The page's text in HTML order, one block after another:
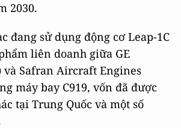
2030.
đang sử dụng động cơ Leap-1C
liên doanh giữa GE
và Safran Aircraft Engines
máy bay C919, vốn đã được
tại Trung Quốc và một số